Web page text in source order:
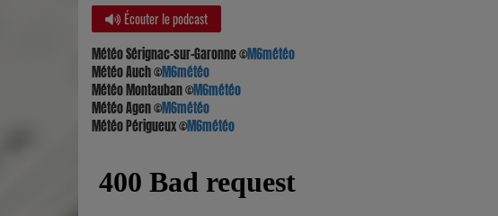
Écouter le podcast
Météo Sérignac-sur-Garonne©M6météo
Météo Auch©M6météo
Météo Montauban©M6météo
Météo Agen©M6météo
Météo Périgueux©M6météo